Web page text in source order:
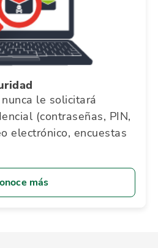
nunca le solicitará
(contraseñas, PIN,
electrónico, encuestas
más